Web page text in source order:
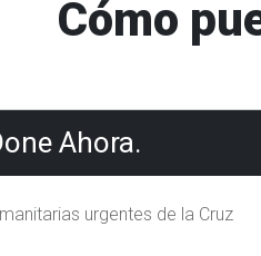
Cómo
Ahora.
urgentes de la Cruz